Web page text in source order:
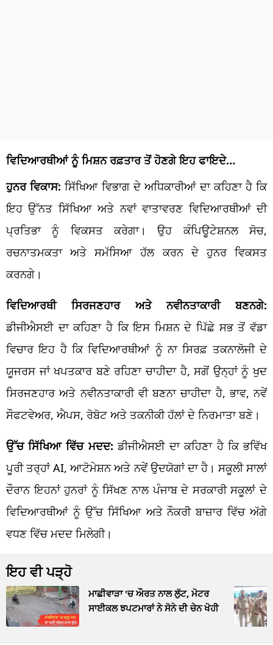
ਵਿਦਿਆਰਥੀਆਂ ਨੂੰ ਮਿਸ਼ਨ ਰਫ਼ਤਾਰ ਤੋਂ ਹੋਣਗੇ ਇਹ ਫਾਇਦੇ…
ਹੁਨਰ ਵਿਕਾਸ: ਸਿੱਖਿਆ ਵਿਭਾਗ ਦੇ ਅਧਿਕਾਰੀਆਂ ਦਾ ਕਹਿਣਾ ਹੈ ਕਿ
ਇਹ ਉੱਨਤ ਸਿੱਖਿਆ ਅਤੇ ਨਵਾਂ ਵਾਤਾਵਰਣ ਵਿਦਿਆਰਥੀਆਂ ਦੀ
ਪ੍ਰਤਿਭਾ ਨੂੰ ਵਿਕਸਤ ਕਰੇਗਾ। ਉਹ ਕੰਪਿਊਟੇਸ਼ਨਲ ਸੋਚ,
ਰਚਨਾਤਮਕਤਾ ਅਤੇ ਸਮੱਸਿਆ ਹੱਲ ਕਰਨ ਦੇ ਹੁਨਰ ਵਿਕਸਤ
ਕਰਨਗੇ।
ਵਿਦਿਆਰਥੀ ਸਿਰਜਣਹਾਰ ਅਤੇ ਨਵੀਨਤਾਕਾਰੀ ਬਣਨਗੇ:
ਡੀਜੀਐਸਈ ਦਾ ਕਹਿਣਾ ਹੈ ਕਿ ਇਸ ਮਿਸ਼ਨ ਦੇ ਪਿੱਛੇ ਸਭ ਤੋਂ ਵੱਡਾ
ਵਿਚਾਰ ਇਹ ਹੈ ਕਿ ਵਿਦਿਆਰਥੀਆਂ ਨੂੰ ਨਾ ਸਿਰਫ਼ ਤਕਨਾਲੋਜੀ ਦੇ
ਯੂਜਰਸ ਜਾਂ ਖਪਤਕਾਰ ਬਣੇ ਰਹਿਣਾ ਚਾਹੀਦਾ ਹੈ, ਸਗੋਂ ਉਨ੍ਹਾਂ ਨੂੰ ਖੁਦ
ਸਿਰਜਣਹਾਰ ਅਤੇ ਨਵੀਨਤਾਕਾਰੀ ਵੀ ਬਣਨਾ ਚਾਹੀਦਾ ਹੈ, ਭਾਵ, ਨਵੇਂ
ਸੌਫਟਵੇਅਰ, ਐਪਸ, ਰੋਬੋਟ ਅਤੇ ਤਕਨੀਕੀ ਹੱਲਾਂ ਦੇ ਨਿਰਮਾਤਾ ਬਣੇ।
ਉੱਚ ਸਿੱਖਿਆ ਵਿੱਚ ਮਦਦ: ਡੀਜੀਐਸਈ ਦਾ ਕਹਿਣਾ ਹੈ ਕਿ ਭਵਿੱਖ
ਪੂਰੀ ਤਰ੍ਹਾਂ AI, ਆਟੋਮੇਸ਼ਨ ਅਤੇ ਨਵੇਂ ਉਦਯੋਗਾਂ ਦਾ ਹੈ। ਸਕੂਲੀ ਸਾਲਾਂ
ਦੌਰਾਨ ਇਹਨਾਂ ਹੁਨਰਾਂ ਨੂੰ ਸਿੱਖਣ ਨਾਲ ਪੰਜਾਬ ਦੇ ਸਰਕਾਰੀ ਸਕੂਲਾਂ ਦੇ
ਵਿਦਿਆਰਥੀਆਂ ਨੂੰ ਉੱਚ ਸਿੱਖਿਆ ਅਤੇ ਨੌਕਰੀ ਬਾਜ਼ਾਰ ਵਿੱਚ ਅੱਗੇ
ਵਧਣ ਵਿੱਚ ਮਦਦ ਮਿਲੇਗੀ।
ਇਹ ਵੀ ਪੜ੍ਹੋ
ਮਾਛੀਵਾੜਾ 'ਚ ਔਰਤ ਨਾਲ ਲੁੱਟ, ਮੋਟਰ
ਸਾਈਕਲ ਝਪਟਮਾਰਾਂ ਨੇ ਸੋਨੇ ਦੀ ਚੇਨ ਖੋਹੀ